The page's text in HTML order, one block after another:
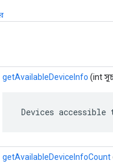
getAvailableDeviceInfo (int
Devices
getAvailableDeviceInfoCount